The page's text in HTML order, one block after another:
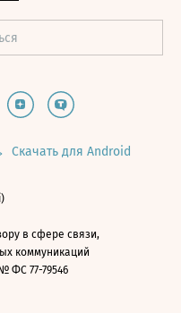
Скачать для Android
в сфере связи,
коммуникаций
ФС 77-79546